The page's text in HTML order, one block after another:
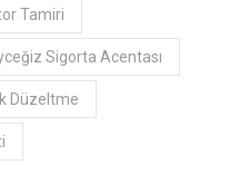
Tamiri
Sigorta Acentası
Düzeltme